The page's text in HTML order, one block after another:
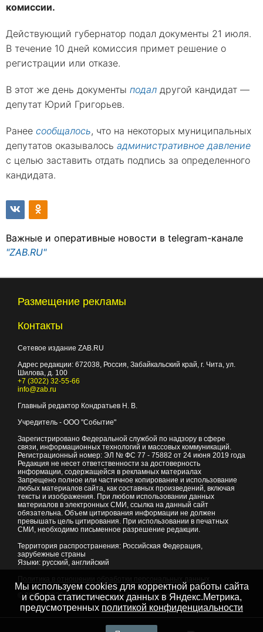
комиссии.
Действующий губернатор подал документы 21 июля.
В течение 10 дней комиссия примет решение о
регистрации или отказе.
В этот же день документы подал другой кандидат —
депутат Юрий Григорьев.
Ранее сообщалось, что на некоторых муниципальных
депутатов оказывалось административное давление
с целью заставить отдать подпись за определенного
кандидата.
Важные и оперативные новости в telegram-канале
"ZAB.RU"
Размещение рекламы
Контакты
Сетевое издание ZAB.RU
Адрес редакции: 672038 , Россия, Забайкальский край, г. Чита ул.
Шилова, д. 100
+7 (3022) 32-55-66
info@zab.ru
Главный редактор Кондратьев Н. В.
Учредитель - ООО "Событие"
Зарегистрировано Федеральной службой по надзору в сфере
связи, информационных технологий и массовых коммуникаций.
Регистрационный номер: ЭЛ № ФС 77 - 75882 от 24 июня 2019 года
Редакция не несет ответственности за достоверность
информации, содержащейся в рекламных материалах
Запрещено полное или частичное копирование и использование
любых материалов сайта, как составных произведений, включая
тексты и изображения. При любом использовании данных
материалов в электронных СМИ, ссылка на данный сайт
обязательна. Объем цитирования информации не должен
превышать цель цитирования. При использовании в печатных
СМИ, необходимо письменное разрешение редакции.
Территория распространения: Российская Федерация,
зарубежные страны
Языки: русский, английский
© 2007 - 2026Портал Читы и Забайкальского края
Мы используем cookies для корректной работы сайта
и сбора статистических данных в Яндекс.Метрика,
предусмотренных политикой конфиденциальности